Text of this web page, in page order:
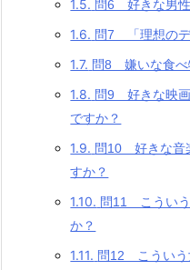
1.5. 問6 好きな男性
1.6. 問7 「理想のデ
1.7. 問8 嫌いな食べ
1.8. 問9 好きな映画
ですか？
1.9. 問10 好きな音
すか？
1.10. 問11 こういう
か？
1.11. 問12 こういう